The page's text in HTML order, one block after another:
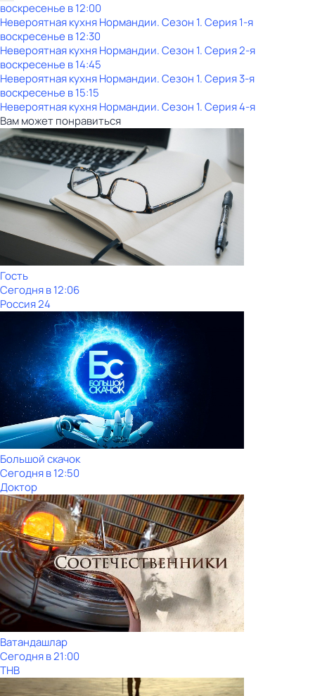
воскресенье в12:00
Невероятная кухня Нормандии. Сезон 1. Серия 1-я
воскресенье в12:30
Невероятная кухня Нормандии. Сезон 1. Серия 2-я
воскресенье в14:45
Невероятная кухня Нормандии. Сезон 1. Серия 3-я
воскресенье в15:15
Невероятная кухня Нормандии. Сезон 1. Серия 4-я
Вам может понравиться
Гость
Сегодня в 12:06
Россия 24
Большой скачок
Сегодня в 12:50
Доктор
Ватандашлар
Сегодня в 21:00
ТНВ